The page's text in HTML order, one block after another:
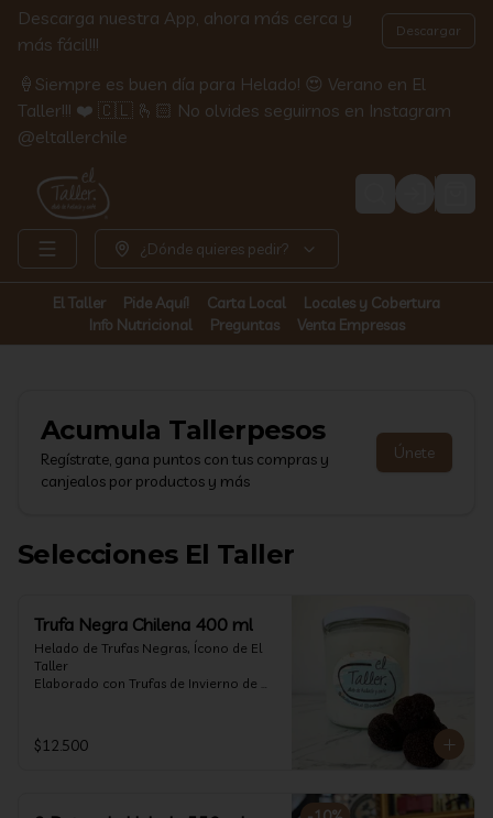
Descarga nuestra App, ahora más cerca y
más fácil!!!
Descargar
🍦Siempre es buen día para Helado! 😍 Verano en El
Taller!!! ❤️ 🇨🇱 🫰🏻 No olvides seguirnos en Instagram
@eltallerchile
Login
¿Dónde quieres pedir?
El Taller Pide Aquí! Carta Local
Locales y Cobertura
Info Nutricional
Preguntas Venta Empresas
Acumula Tallerpesos
Regístrate, gana puntos con tus compras y
canjealos por productos y más
Únete
Selecciones El Taller
Trufa Negra Chilena 400 ml
Helado de Trufas Negras, Ícono de El
Taller
Elaborado con Trufas de Invierno de
cremoso y con un delicado proceso
para obtener una experiencia
$12.500